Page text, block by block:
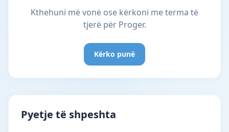
Kthehuni më vonë ose kërkoni me terma të
tjerë për Proger.
Kërko punë
Pyetje të shpeshta